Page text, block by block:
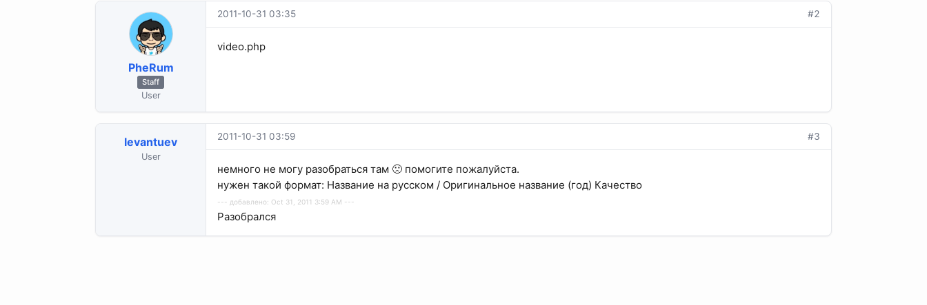
PheRum
Staff
User
2011-10-31 03:35 #2
video.php
levantuev
User
2011-10-31 03:59 #3
немного не могу разобраться там 🙁 помогите пожалуйста.
нужен такой формат: Название на русском / Оригинальное название (год) Качество
--- добавлено: Oct 31, 2011 3:59 AM ---
Разобрался